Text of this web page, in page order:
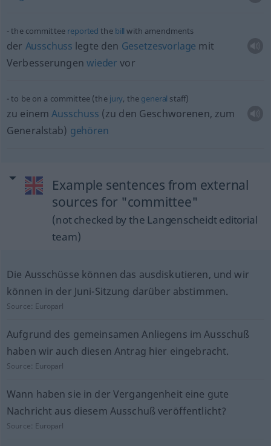
the committee reported the bill with amendments
der Ausschuss legte den Gesetzesvorlage mit
Verbesserungenwieder vor
to be on a committee (the jury, the general staff)
zu einemAusschuss (zu den Geschworenen, zum
Generalstab) gehören
Example sentences from external
sources for "committee"
(not checked by the Langenscheidt editorial
team)
Die Ausschüsse können das ausdiskutieren, und wir
können in der Juni-Sitzung darüber abstimmen.
Source: Europarl
Aufgrund des gemeinsamen Anliegens im Ausschuß
haben wir auch diesen Antrag hier eingebracht.
Source: Europarl
Wann haben sie in der Vergangenheit eine gute
Nachricht aus diesem Ausschuß veröffentlicht?
Source: Europarl